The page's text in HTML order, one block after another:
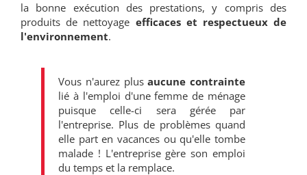
la bonne exécution des prestations, y compris des
produits de nettoyage efficaces et respectueux de
l'environnement.
Vous n'aurez plusaucune contrainte
lié à l'emploi d'une femme de ménage
puisque celle-ci sera gérée par
l'entreprise. Plus de problèmes quand
elle part en vacances ou qu'elle tombe
malade ! L'entreprise gère son emploi
du temps et la remplace.